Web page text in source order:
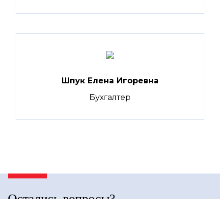
Шпук Елена Игоревна
Бухгалтер